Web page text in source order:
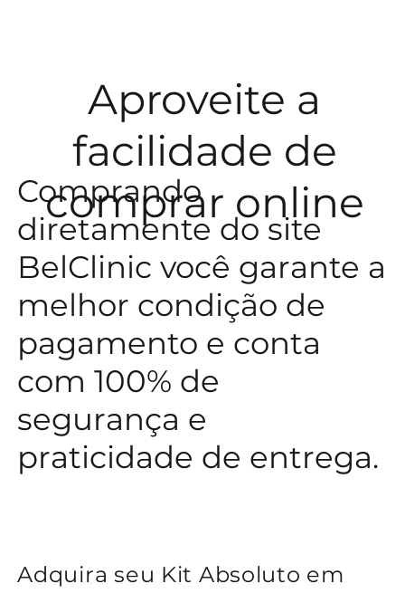
Comprando
diretamente do site
BelClinic você garante a
melhor condição de
pagamento e conta
com 100% de
segurança e
praticidade de entrega.
Adquira seu Kit Absoluto em
Aproveite a
facilidade de
comprar online